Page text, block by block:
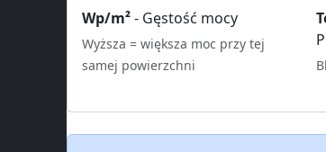
Wp/m²- Gęstość mocy
Wyższa = większa moc przy tej
samej powierzchni